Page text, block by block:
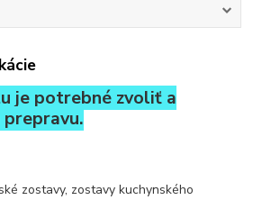
je potrebné zvoliť a
zostavy, zostavy kuchynského